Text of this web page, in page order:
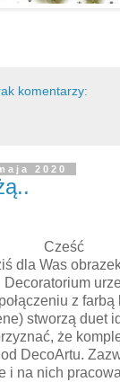
komentarzy:
2020
Cześć
dla Was
z
stworzą duet
że
DecoArtu.
i na nich